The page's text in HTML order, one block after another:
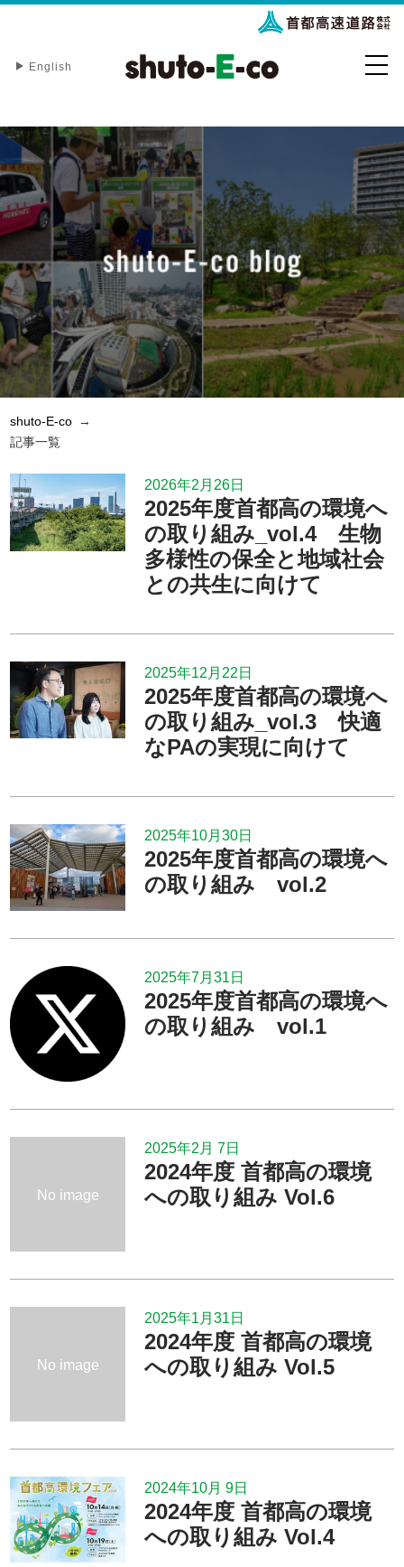
English
shuto-E-co
記事一覧
2026年2月26日
2025年度首都高の環境へ
の取り組み_vol.4 生物
多様性の保全と地域社会
との共生に向けて
2025年12月22日
2025年度首都高の環境へ
の取り組み_vol.3 快適
なPAの実現に向けて
2025年10月30日
2025年度首都高の環境へ
の取り組み vol.2
2025年7月31日
2025年度首都高の環境へ
の取り組み vol.1
No image
2025年2月 7日
2024年度 首都高の環境
への取り組み Vol.6
No image
2025年1月31日
2024年度 首都高の環境
への取り組み Vol.5
2024年10月 9日
2024年度 首都高の環境
への取り組み Vol.4